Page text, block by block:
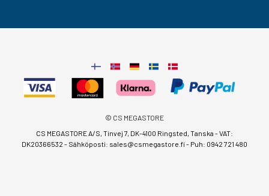
© CS MEGASTORE
CS MEGASTORE A/S, Tinvej 7, DK-4100 Ringsted, Tanska - VAT:
DK20366532 - Sähköposti: sales@csmegastore.fi- Puh: 0942 721 480